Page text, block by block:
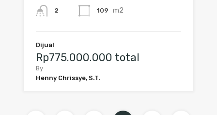
2 109 m2
Dijual
Rp775.000.000 total
By
Henny Chrissye, S.T.